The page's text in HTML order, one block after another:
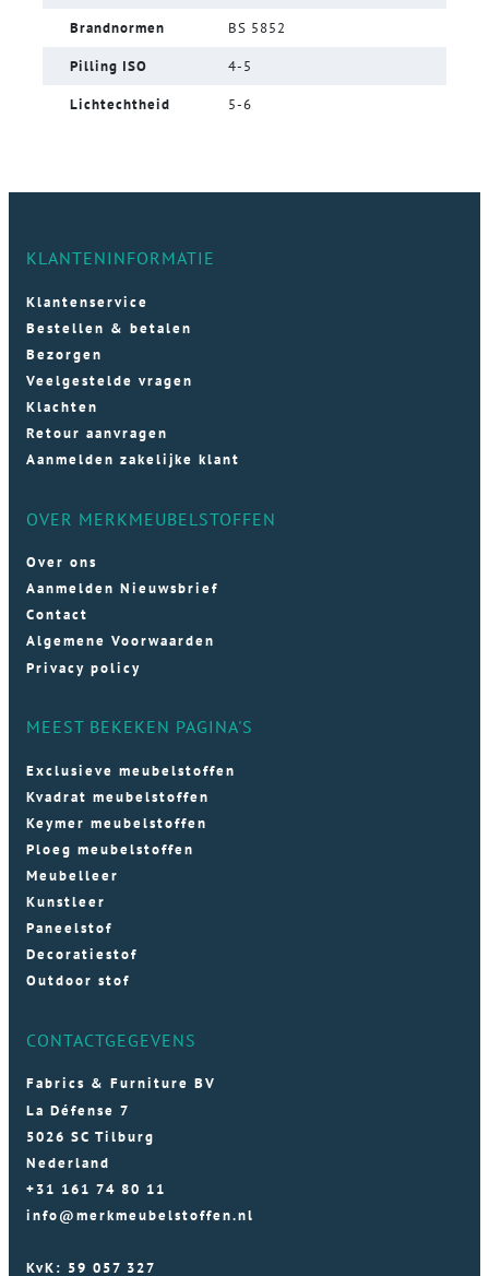
Brandnormen BS 5852
Pilling ISO 4-5
Lichtechtheid 5-6
KLANTENINFORMATIE
Klantenservice
Bestellen & betalen
Bezorgen
Veelgestelde vragen
Klachten
Retour aanvragen
Aanmelden zakelijke klant
OVER MERKMEUBELSTOFFEN
Over ons
Aanmelden Nieuwsbrief
Contact
Algemene Voorwaarden
Privacy policy
MEEST BEKEKEN PAGINA'S
Exclusieve meubelstoffen
Kvadrat meubelstoffen
Keymer meubelstoffen
Ploeg meubelstoffen
Meubelleer
Kunstleer
Paneelstof
Decoratiestof
Outdoor stof
CONTACTGEGEVENS
Fabrics & Furniture BV
La Défense 7
5026 SC Tilburg
Nederland
+31 161 74 80 11
info@merkmeubelstoffen.nl
KvK: 59 057 327